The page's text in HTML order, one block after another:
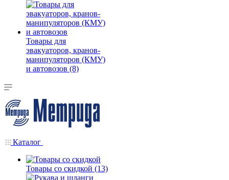
Товары для
эвакуаторов, кранов-
манипуляторов (КМУ)
и автовозов (8)
Каталог
Товары со скидкой (13)